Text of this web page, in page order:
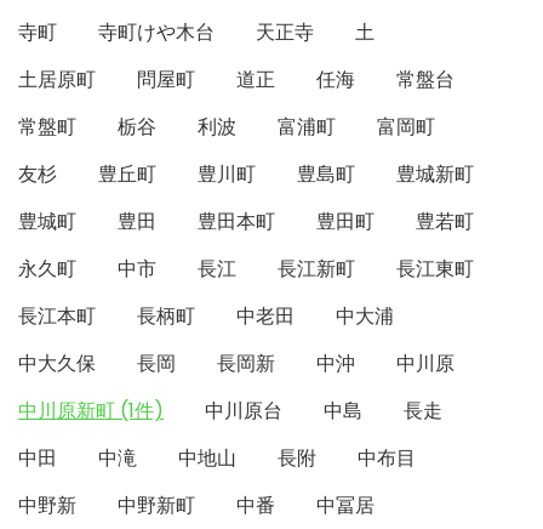
寺町
寺町けや木台 天正寺
土
土居原町
問屋町 道正 任海
常盤台
常盤町
栃谷 利波 富浦町
富岡町
友杉
豊丘町 豊川町 豊島町
豊城新町
豊城町
豊田 豊田本町 豊田町
豊若町
永久町
中市 長江 長江新町
長江東町
長江本町
長柄町 中老田
中大浦
中大久保
長岡 長岡新 中沖
中川原
中川原新町 (1件)
中川原台 中島
長走
中田
中滝 中地山 長附
中布目
中野新
中野新町 中番
中冨居